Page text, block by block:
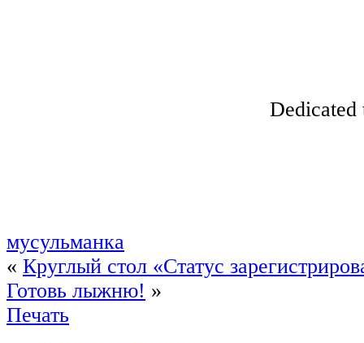
мусульманка
« Круглый стол «Статус
Готовь лыжню! »
Печать